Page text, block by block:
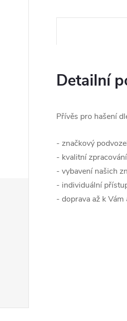
Detailní
Přívěs pro hašení
- značkový
- kvalitní
- vybavení našich
- individuální
- doprava až k